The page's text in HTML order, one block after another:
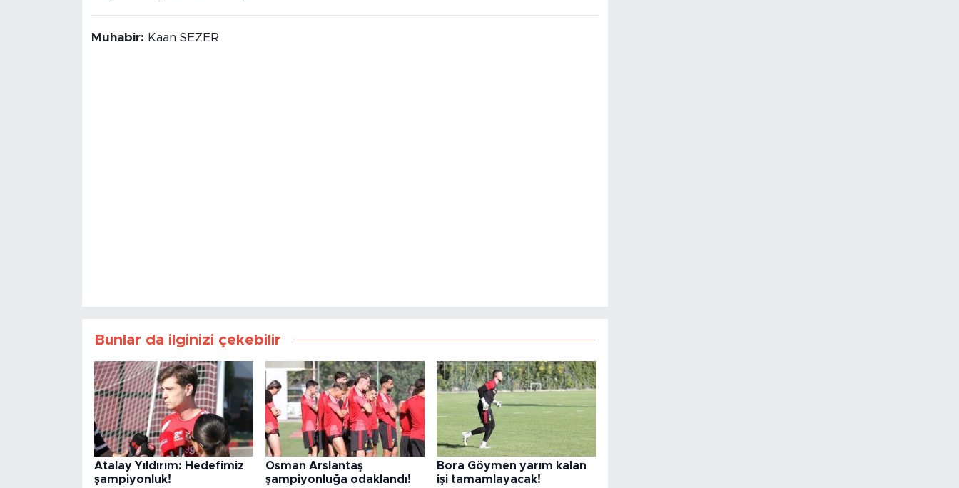
Muhabir: Kaan SEZER
Bunlar da ilginizi çekebilir
Atalay Yıldırım: Hedefimiz
şampiyonluk!
Osman Arslantaş
şampiyonluğa odaklandı!
Bora Göymen yarım kalan
işi tamamlayacak!